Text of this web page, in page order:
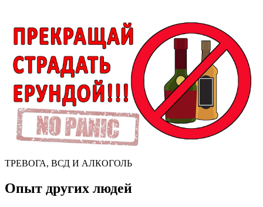
ТРЕВОГА, ВСД И АЛКОГОЛЬ
Опыт других людей